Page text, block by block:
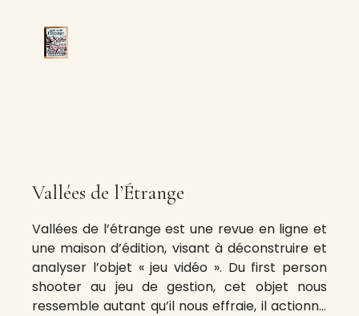
Vallées de l’Étrange
Vallées de l’étrange est une revue en ligne et
une maison d’édition, visant à déconstruire et
analyser l’objet « jeu vidéo ». Du first person
shooter au jeu de gestion, cet objet nous
ressemble autant qu’il nous effraie, il actionne